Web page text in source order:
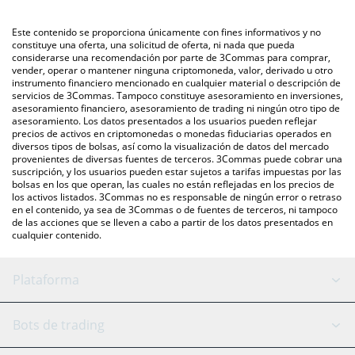
También puedes utilizar nuestra tabla de precios de Step
Finance que se encuentra arriba para verificar el último precio
de Step Finance en las principales monedas fiduciarias y
criptomonedas.
otras.
Este contenido se proporciona únicamente con fines informativos y no
constituye una oferta, una solicitud de oferta, ni nada que pueda
considerarse una recomendación por parte de 3Commas para comprar,
vender, operar o mantener ninguna criptomoneda, valor, derivado u otro
instrumento financiero mencionado en cualquier material o descripción de
servicios de 3Commas. Tampoco constituye asesoramiento en inversiones,
asesoramiento financiero, asesoramiento de trading ni ningún otro tipo de
asesoramiento. Los datos presentados a los usuarios pueden reflejar
precios de activos en criptomonedas o monedas fiduciarias operados en
diversos tipos de bolsas, así como la visualización de datos del mercado
provenientes de diversas fuentes de terceros. 3Commas puede cobrar una
suscripción, y los usuarios pueden estar sujetos a tarifas impuestas por las
bolsas en los que operan, las cuales no están reflejadas en los precios de
los activos listados. 3Commas no es responsable de ningún error o retraso
en el contenido, ya sea de 3Commas o de fuentes de terceros, ni tampoco
de las acciones que se lleven a cabo a partir de los datos presentados en
cualquier contenido.
Plataforma
Bot GRID
Bots de trading